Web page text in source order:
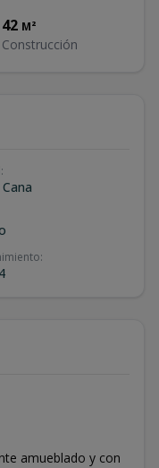
42 M²
Construcción
:
:
amueblado y con